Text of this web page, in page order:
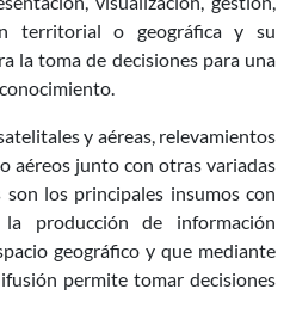
territorial o geográfica y su
la toma de decisiones para una
y aéreas, relevamientos
aéreos junto con otras variadas
los principales insumos con
producción de información
geográfico y que mediante
permite tomar decisiones